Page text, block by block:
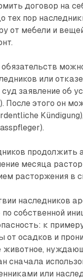
договор на
тех пор
от мебели и
или
заявление об
После этого он
продолжить
месяца
расторжения в
наследников
собственной
к
осадков и
сначала
или